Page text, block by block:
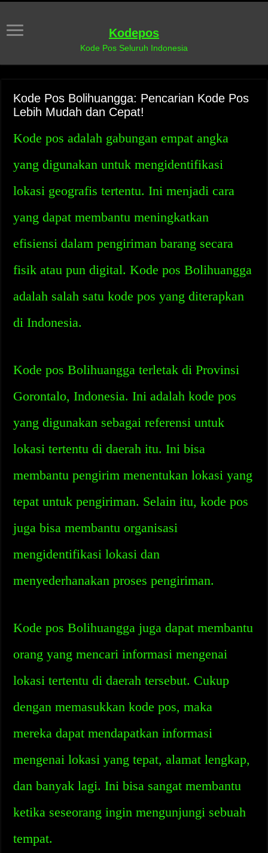
Kodepos
Kode Pos Seluruh Indonesia
Kode Pos Bolihuangga: Pencarian Kode Pos
Lebih Mudah dan Cepat!
Kode pos adalah gabungan empat angka
yang digunakan untuk mengidentifikasi
lokasi geografis tertentu. Ini menjadi cara
yang dapat membantu meningkatkan
efisiensi dalam pengiriman barang secara
fisik atau pun digital. Kode pos Bolihuangga
adalah salah satu kode pos yang diterapkan
di Indonesia.
Kode pos Bolihuangga terletak di Provinsi
Gorontalo, Indonesia. Ini adalah kode pos
yang digunakan sebagai referensi untuk
lokasi tertentu di daerah itu. Ini bisa
membantu pengirim menentukan lokasi yang
tepat untuk pengiriman. Selain itu, kode pos
juga bisa membantu organisasi
mengidentifikasi lokasi dan
menyederhanakan proses pengiriman.
Kode pos Bolihuangga juga dapat membantu
orang yang mencari informasi mengenai
lokasi tertentu di daerah tersebut. Cukup
dengan memasukkan kode pos, maka
mereka dapat mendapatkan informasi
mengenai lokasi yang tepat, alamat lengkap,
dan banyak lagi. Ini bisa sangat membantu
ketika seseorang ingin mengunjungi sebuah
tempat.